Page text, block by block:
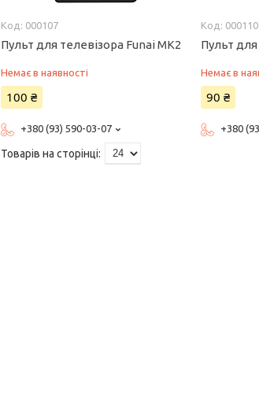
000107
Пульт для телевізора Funai MK2
Немає в наявності
100 ₴
+380 (93) 590-03-07
000110
Пульт для
Немає в
90 ₴
+380